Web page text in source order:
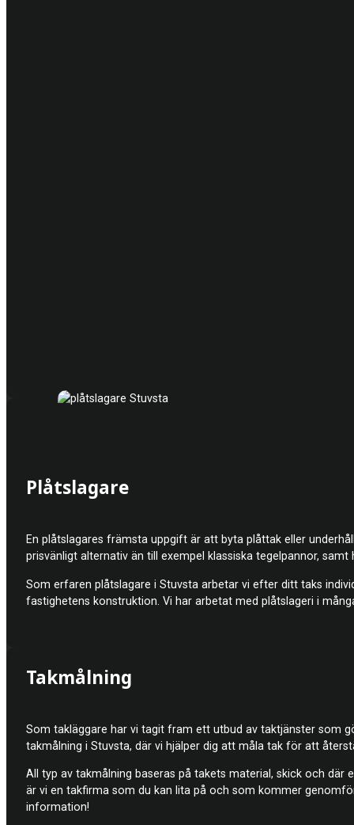
Plåtslagare
En plåtslagares främsta uppgift är att byta plåttak eller
prisvänligt alternativ än till exempel klassiska tegelpannor, samt
Som erfaren plåtslagare i Stuvsta arbetar vi efter ditt taks
fastighetens konstruktion. Vi har arbetat med plåtslageri i
Takmålning
Som takläggare har vi tagit fram ett utbud av taktjänster som
takmålning i Stuvsta, där vi hjälper dig att måla tak för att
All typ av takmålning baseras på takets material, skick och
är vi en takfirma som du kan lita på och som kommer
information!